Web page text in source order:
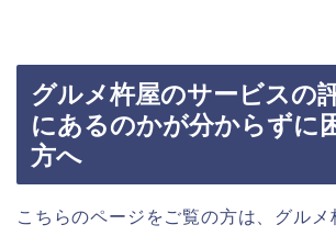
グルメ杵屋のサービスの
にあるのかが分からずに
方へ
こちらのページをご覧の方は、グルメ